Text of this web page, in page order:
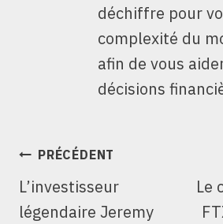
déchiffre pour
complexité du
afin de vous
décisions
NAVIGATION
L’ARTICLE
PRÉCÉDENT
L’investisseur
légendaire Jeremy
Le